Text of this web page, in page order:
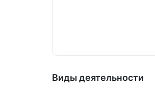
Виды деятельности